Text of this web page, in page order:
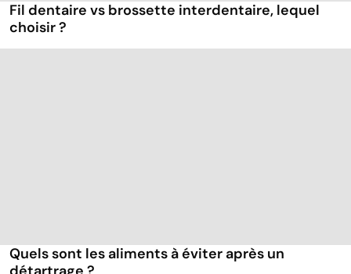
Fil dentaire vs brossette interdentaire, lequel
choisir ?
Quels sont les aliments à éviter après un